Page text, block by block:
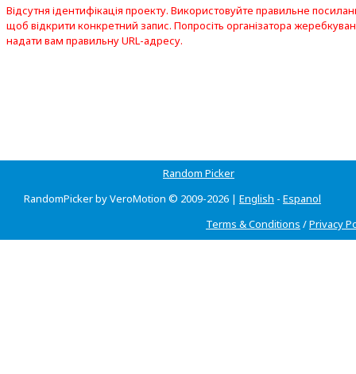
Відсутня ідентифікація проекту. Використовуйте правильне
щоб відкрити конкретний запис. Попросіть організатора
надати вам правильну URL-адресу.
Random Picker
RandomPicker by VeroMotion © 2009-2026 | English - Espanol
Terms & Conditions /Privacy